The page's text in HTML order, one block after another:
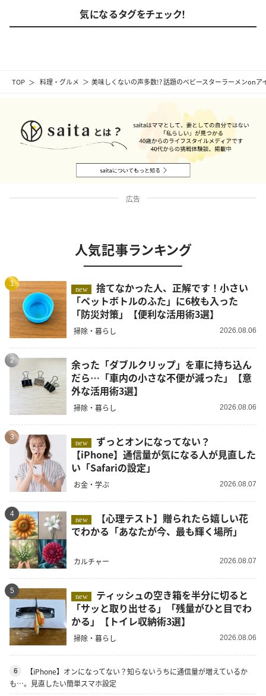
TOP 料理・グルメ 美味しくないの声多数!? 話題のベビースターラーメンonア
気になるタグをチェック！
広告
人気記事ランキング
1
new
捨てなかった人、正解です！小さい
「ペットボトルのふた」に6枚も入った
「防災対策」【便利な活用術3選】
掃除・暮らし 2026.08.06
2
余った「ダブルクリップ」を車に持ち込ん
だら…「車内の小さな不便が減った」【意
外な活用術3選】
掃除・暮らし 2026.08.06
3
new
【iPhone】通信量が気になる人が見直した
い「Safariの設定」
お金・学ぶ 2026.08.07
4
new
でわかる「あなたが今、最も輝く場所」
カルチャー 2026.08.07
5
new
「サッと取り出せる」「残量がひと目でわ
かる」【トイレ収納術3選】
掃除・暮らし 2026.08.06
6
【iPhone】オンになってない？知らないうちに通信量が増えているか
も…。見直したい簡単スマホ設定